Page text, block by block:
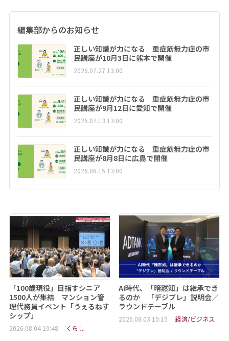
編集部からのお知らせ
正しい知識が力になる 重症筋無力症の市
民講座が10月3日に熊本で開催
2026.07.27 13:00
正しい知識が力になる 重症筋無力症の市
民講座が9月12日に愛知で開催
2026.07.13 13:00
正しい知識が力になる 重症筋無力症の市
民講座が8月8日に広島で開催
2026.06.15 13:00
「100歳現役」目指すシニア
1500人が集結 マンション管
理代務員イベント「うぇるねす
シップ」
2026.08.04 10:48 くらし
AI時代、「暗黙知」は継承でき
るのか 「デジブレ」説明会／
ラウンドテーブル
2026.08.03 15:15 経済/ビジネス